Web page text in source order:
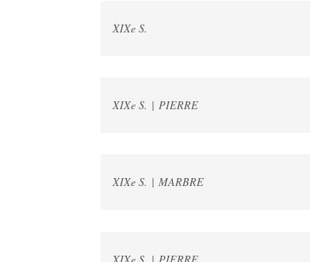
XIXe S.
XIXe S. | PIERRE
XIXe S. | MARBRE